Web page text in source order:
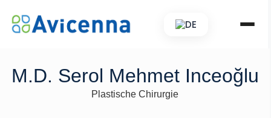
DE
M.D. Serol Mehmet Inceoğlu
Plastische Chirurgie